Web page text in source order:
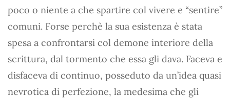
poco o niente a che spartire col vivere e “sentire”
comuni. Forse perchè la sua esistenza è stata
spesa a confrontarsi col demone interiore della
scrittura, dal tormento che essa gli dava. Faceva e
disfaceva di continuo, posseduto da un’idea quasi
nevrotica di perfezione, la medesima che gli